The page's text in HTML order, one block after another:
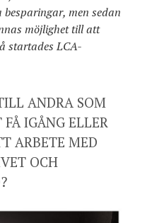
men sedan
möjlighet till att
startades LCA-
ANDRA SOM
IGÅNG ELLER
ARBETE MED
OCH